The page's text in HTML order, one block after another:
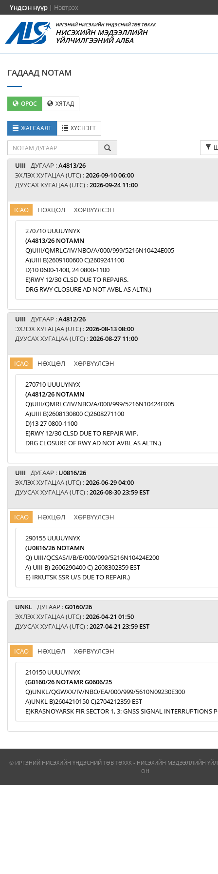
Үндсэн нүүр | Нэвтрэх
ИРГЭНИЙ НИСЭХИЙН ҮНДЭСНИЙ ТӨВ ТӨХХК
НИСЭХИЙН МЭДЭЭЛЛИЙН
ҮЙЛЧИЛГЭЭНИЙ АЛБА
ГАДААД NOTAM
ОРОС ХЯТАД
ЖАГСААЛТ ХҮСНЭГТ
UIII ДУГААР :A4813/26
ЭХЛЭХ ХУГАЦАА (UTC) :2026-09-10 06:00
ДУУСАХ ХУГАЦАА (UTC) :2026-09-24 11:00
ICAO НӨХЦӨЛ ХӨРВҮҮЛСЭН
270710 UUUUYNYX
(A4813/26 NOTAMN
Q)UIII/QMRLC/IV/NBO/A/000/999/5216N10424E005
A)UIII B)2609100600 C)2609241100
D)10 0600-1400, 24 0800-1100
E)RWY 12/30 CLSD DUE TO REPAIRS.
DRG RWY CLOSURE AD NOT AVBL AS ALTN.)
UIII ДУГААР :A4812/26
ЭХЛЭХ ХУГАЦАА (UTC) :2026-08-13 08:00
ДУУСАХ ХУГАЦАА (UTC) :2026-08-27 11:00
ICAO НӨХЦӨЛ ХӨРВҮҮЛСЭН
270710 UUUUYNYX
(A4812/26 NOTAMN
Q)UIII/QMRLC/IV/NBO/A/000/999/5216N10424E005
A)UIII B)2608130800 C)2608271100
D)13 27 0800-1100
E)RWY 12/30 CLSD DUE TO REPAIR WIP.
DRG CLOSURE OF RWY AD NOT AVBL AS ALTN.)
UIII ДУГААР : U0816/26
ЭХЛЭХ ХУГАЦАА (UTC) :2026-06-29 04:00
ДУУСАХ ХУГАЦАА (UTC) :2026-08-30 23:59 EST
ICAO НӨХЦӨЛ ХӨРВҮҮЛСЭН
290155 UUUUYNYX
(U0816/26 NOTAMN
Q) UIII/QCSAS/I/B/E/000/999/5216N10424E200
A) UIII B) 2606290400 C) 2608302359 EST
E) IRKUTSK SSR U/S DUE TO REPAIR.)
UNKL ДУГААР :G0160/26
ЭХЛЭХ ХУГАЦАА (UTC) :2026-04-21 01:50
ДУУСАХ ХУГАЦАА (UTC) :2027-04-21 23:59 EST
ICAO НӨХЦӨЛ ХӨРВҮҮЛСЭН
210150 UUUUYNYX
(G0160/26 NOTAMR G0606/25
Q)UNKL/QGWXX/IV/NBO/EA/000/999/5610N09230E300
A)UNKL B)2604210150 C)2704212359 EST
E)KRASNOYARSK FIR SECTOR 1, 3: GNSS SIGNAL INTERRUPTIONS
© ИРГЭНИЙ НИСЭХИЙН ҮНДЭСНИЙ ТӨВ ТӨХХК - НИСЭХИЙН МЭДЭЭЛЛИЙН
ОН